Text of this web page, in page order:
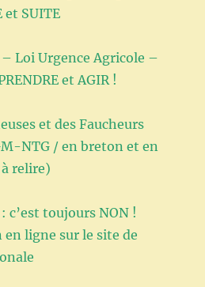
et SUITE
Loi Urgence Agricole –
et AGIR !
et des Faucheurs
NTG / en breton et en
relire)
c’est toujours NON !
ligne sur le site de